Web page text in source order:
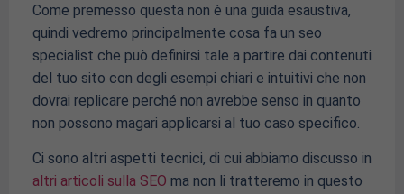
Come premesso questa non è una guida esaustiva,
quindi vedremo principalmente cosa fa un seo
specialist che può definirsi tale a partire dai contenuti
del tuo sito con degli esempi chiari e intuitivi che non
dovrai replicare perché non avrebbe senso in quanto
non possono magari applicarsi al tuo caso specifico.
Ci sono altri aspetti tecnici, di cui abbiamo discusso in
altri articoli sulla SEO ma non li tratteremo in questo